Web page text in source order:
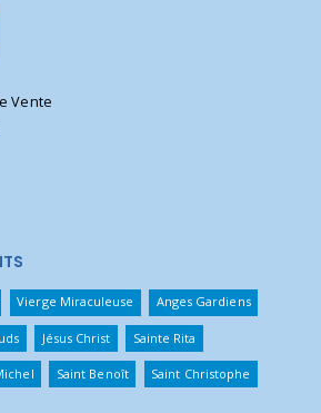
Vente
Vierge Miraculeuse Anges Gardiens
Jésus Christ Sainte Rita
Saint Benoît Saint Christophe